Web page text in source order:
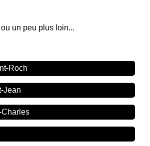
ou un peu plus loin...
Roch
Jean
Charles